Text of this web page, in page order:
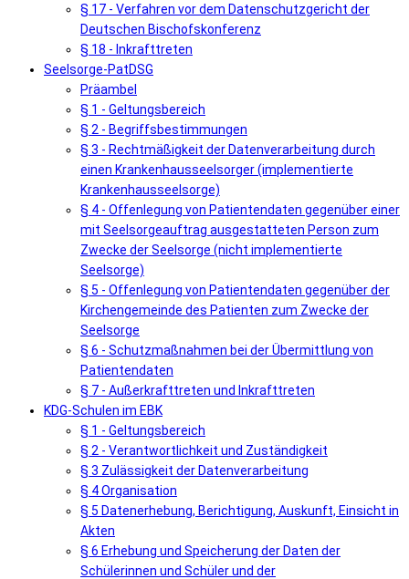
§ 17 - Verfahren vor dem Datenschutzgericht der
Deutschen Bischofskonferenz
§ 18 - Inkrafttreten
Seelsorge-PatDSG
Präambel
§ 1 - Geltungsbereich
§ 2 - Begriffsbestimmungen
§ 3 - Rechtmäßigkeit der Datenverarbeitung durch
einen Krankenhausseelsorger (implementierte
Krankenhausseelsorge)
§ 4 - Offenlegung von Patientendaten gegenüber einer
mit Seelsorgeauftrag ausgestatteten Person zum
Zwecke der Seelsorge (nicht implementierte
Seelsorge)
§ 5 - Offenlegung von Patientendaten gegenüber der
Kirchengemeinde des Patienten zum Zwecke der
Seelsorge
§ 6 - Schutzmaßnahmen bei der Übermittlung von
Patientendaten
§ 7 - Außerkrafttreten und Inkrafttreten
KDG-Schulen im EBK
§ 1 - Geltungsbereich
§ 2 - Verantwortlichkeit und Zuständigkeit
§ 3 Zulässigkeit der Datenverarbeitung
§ 4 Organisation
§ 5 Datenerhebung, Berichtigung, Auskunft, Einsicht in
Akten
§ 6 Erhebung und Speicherung der Daten der
Schülerinnen und Schüler und der